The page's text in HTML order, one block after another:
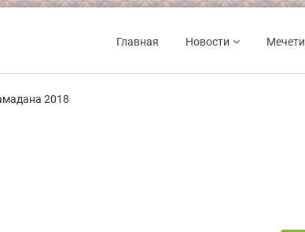
Главная Новости Мечети
2018